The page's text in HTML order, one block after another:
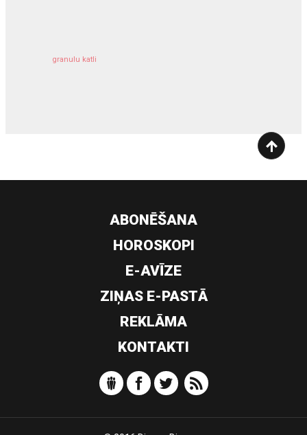
granulu katli
ABONĒŠANA
HOROSKOPI
E-AVĪZE
ZIŅAS E-PASTĀ
REKLĀMA
KONTAKTI